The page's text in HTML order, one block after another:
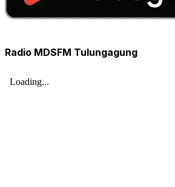
Radio MDSFM Tulungagung